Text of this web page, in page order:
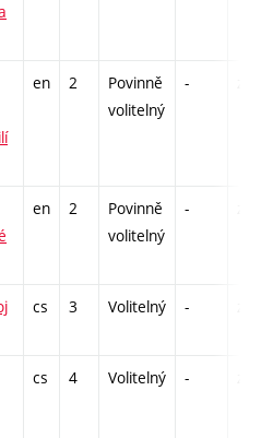
en 2
Povinně
volitelný
-
en 2
Povinně
volitelný
-
cs 3 Volitelný -
cs 4 Volitelný -